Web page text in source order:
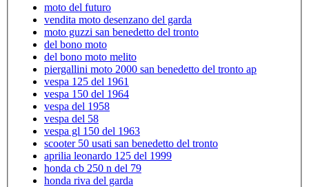
moto del futuro
vendita moto desenzano del garda
moto guzzi san benedetto del tronto
del bono moto
del bono moto melito
piergallini moto 2000 san benedetto del tronto ap
vespa 125 del 1961
vespa 150 del 1964
vespa del 1958
vespa del 58
vespa gl 150 del 1963
scooter 50 usati san benedetto del tronto
aprilia leonardo 125 del 1999
honda cb 250 n del 79
honda riva del garda